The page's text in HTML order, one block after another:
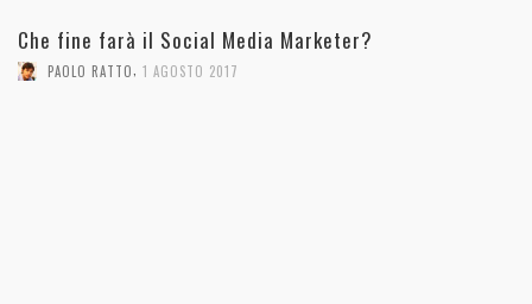
Che fine farà il Social Media Marketer?
PAOLO RATTO, 1 AGOSTO 2017